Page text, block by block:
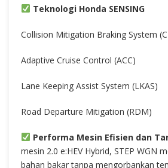
Teknologi Honda SENSING
Collision Mitigation Braking System
Adaptive Cruise Control (ACC)
Lane Keeping Assist System (LKAS)
Road Departure Mitigation (RDM)
Performa Mesin Efisien dan
mesin 2.0 e:HEV Hybrid, STEP WGN
bahan bakar tanpa mengorbankan